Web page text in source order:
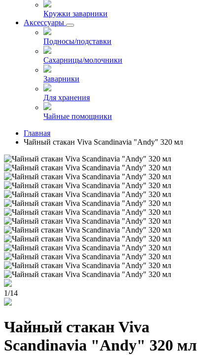
Кружки заварники
Аксессуары
Подносы/подставки
Сахарницы/молочники
Заварники
Для хранения
Чайные помощники
Главная
Чайный стакан Viva Scandinavia "Andy" 320 мл
1/14
Чайный стакан Viva
Scandinavia "Andy" 320 мл